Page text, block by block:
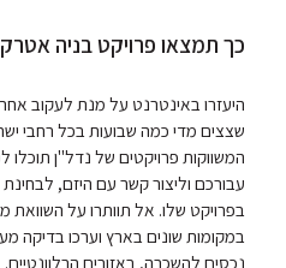
כך תמצאו פרויקט בניה
היעזרו באינטרנט על מנת לעקוב
שצצים מדי כמה שבועות בכל רחבי
המשווקות פרויקטים של נדל"ן תוכלו
עבורכם וליצור קשר עם היזם,
בפרויקט שלו. אל תוותרו על השוואת
במקומות שונים בארץ וערכו בדיקה
נכסים להשכרה, באזורים הרלוונטיים.